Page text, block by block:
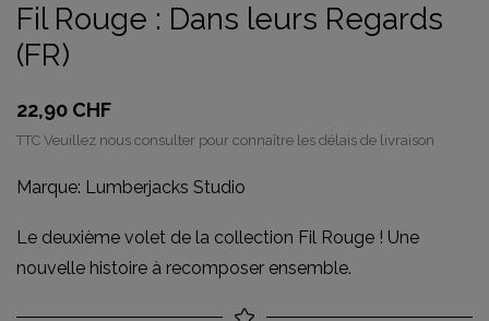
Fil Rouge : Dans leurs Regards
(FR)
22,90 CHF
TTC Veuillez nous consulter pour connaître les délais de livraison
Marque: Lumberjacks Studio
Le deuxième volet de la collection Fil Rouge ! Une
nouvelle histoire à recomposer ensemble.